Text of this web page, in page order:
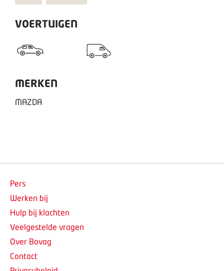
VOERTUIGEN
MERKEN
MAZDA
Pers
Werken bij
Hulp bij klachten
Veelgestelde vragen
Over Bovag
Contact